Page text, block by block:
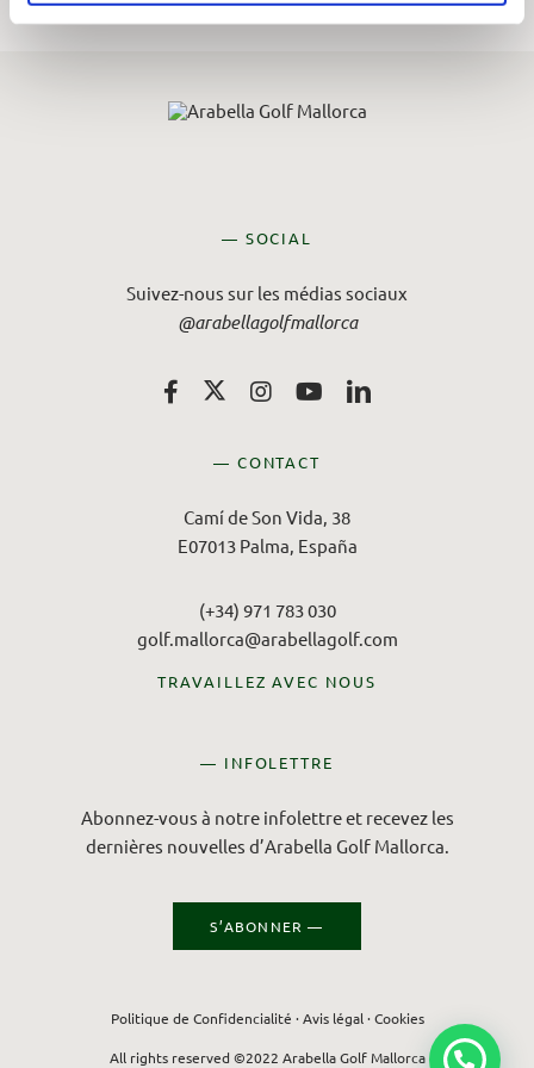
— SOCIAL
Suivez-nous sur les médias sociaux
@arabellagolfmallorca
— CONTACT
Camí de Son Vida, 38
E07013 Palma, España
(+34) 971 783 030
golf.mallorca@arabellagolf.com
TRAVAILLEZ AVEC NOUS
— INFOLETTRE
Abonnez-vous à notre infolettre et recevez les
dernières nouvelles d’Arabella Golf Mallorca.
S’ABONNER —
Politique de Confidencialité ·Avis légal·Cookies
All rights reserved ©2022 Arabella Golf Mallorca